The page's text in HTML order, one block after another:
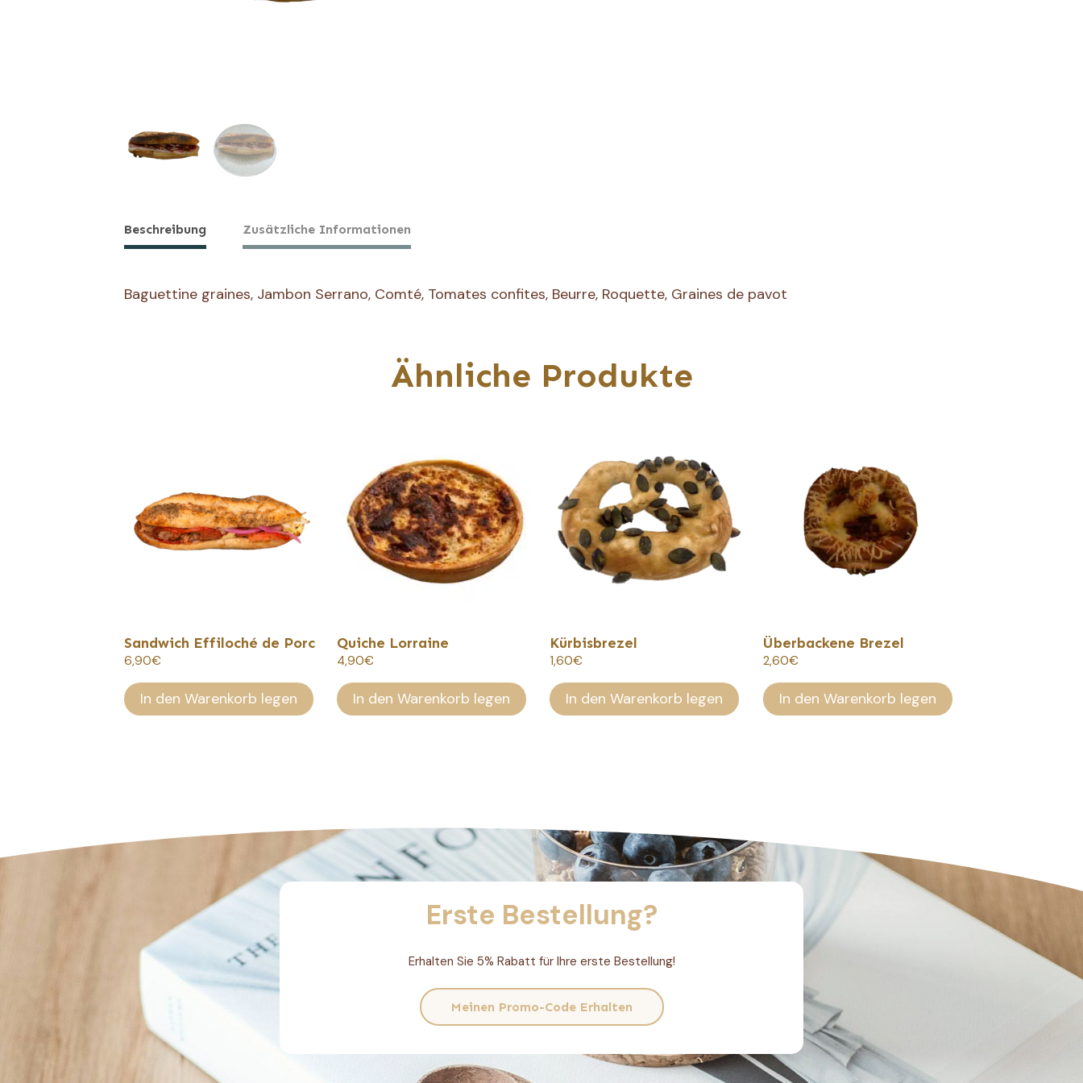
Beschreibung Zusätzliche Informationen
Baguettine graines, Jambon Serrano, Comté, Tomates confites, Beurre, Roquette, Graines de pavot
Ähnliche Produkte
Sandwich Effiloché de Porc
6,90€
In den Warenkorb legen
Quiche Lorraine
4,90€
In den Warenkorb legen
Kürbisbrezel
1,60€
In den Warenkorb legen
Überbackene Brezel
2,60€
In den Warenkorb legen
Erste Bestellung?
Erhalten Sie 5% Rabatt für Ihre erste Bestellung!
Meinen Promo-Code Erhalten